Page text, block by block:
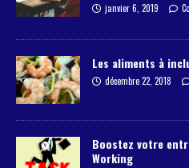
janvier 6, 2019
Les aliments à
décembre 22, 2018
Boostez votre
Working